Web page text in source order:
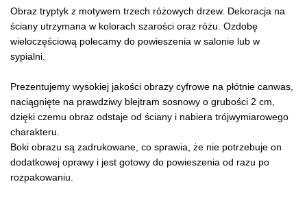
Obraz tryptyk z motywem trzech różowych drzew. Dekoracja na
ściany utrzymana w kolorach szarości oraz różu. Ozdobę
wieloczęściową polecamy do powieszenia w salonie lub w
sypialni.
Prezentujemy wysokiej jakości obrazy cyfrowe na płótnie canwas,
naciągnięte na prawdziwy blejtram sosnowy o grubości 2 cm,
dzięki czemu obraz odstaje od ściany i nabiera trójwymiarowego
charakteru.
Boki obrazu są zadrukowane, co sprawia, że nie potrzebuje on
dodatkowej oprawy i jest gotowy do powieszenia od razu po
rozpakowaniu.